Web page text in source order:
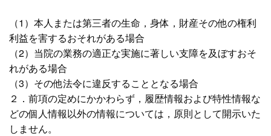
（1）本人または第三者の生命，身体，財産その他の権利
利益を害するおそれがある場合
（2）当院の業務の適正な実施に著しい支障を及ぼすおそ
れがある場合
（3）その他法令に違反することとなる場合
２．前項の定めにかかわらず，履歴情報および特性情報な
どの個人情報以外の情報については，原則として開示いた
しません。